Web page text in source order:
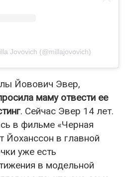
Jovovich (@millajovovich)
Йовович Эвер,
маму отвести ее
. Сейчас Эвер 14 лет.
в фильме «Черная
Йоханссон в главной
уже есть
в модельной